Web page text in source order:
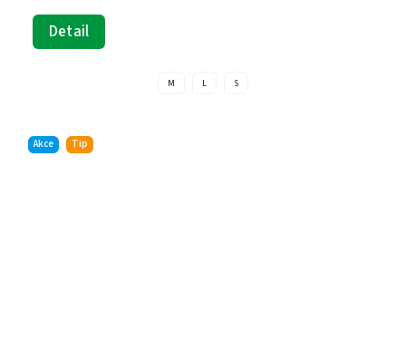
Detail
M L S
Akce Tip